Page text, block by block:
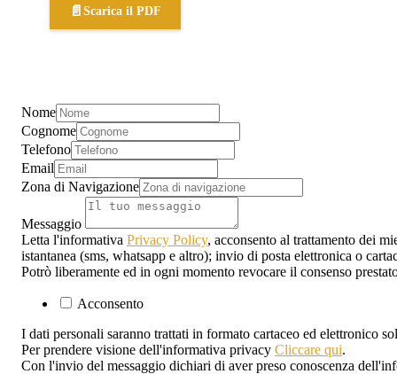
📄 Scarica il PDF
Nome
Cognome
Telefono
Email
Zona di Navigazione
Messaggio
Letta l'informativa Privacy Policy, acconsento al trattamento dei
istantanea (sms, whatsapp e altro); invio di posta elettronica o
Potrò liberamente ed in ogni momento revocare il consenso
Acconsento
I dati personali saranno trattati in formato cartaceo ed elettronico
Per prendere visione dell'informativa privacy Cliccare qui.
Con l'invio del messaggio dichiari di aver preso conoscenza